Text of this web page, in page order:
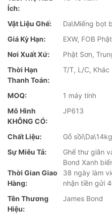
Ích:
Vật Liệu Ghế:
Da\Miếng bọt
Giá Kỳ Hạn:
EXW, FOB
Nơi Xuất Xứ:
Phật Sơn,
Thời Hạn
Thanh Toán:
T/T, L/C, Khác
MOQ:
1 máy tính
Mô Hình
KHÔNG CÓ:
JP613
Chất Liệu:
Gỗ
Sự Miêu Tả:
Ghế thư giãn
Bond Xanh
Thời Gian Giao
Hàng:
38 ngày làm
nhận tiền gửi
Tên Thương
Hiệu:
James Bond